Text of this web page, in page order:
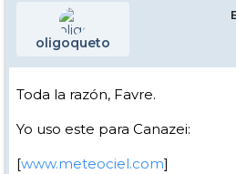
oligoqueto
Toda la razón, Favre.
Yo uso este para Canazei:
[www.meteociel.com]